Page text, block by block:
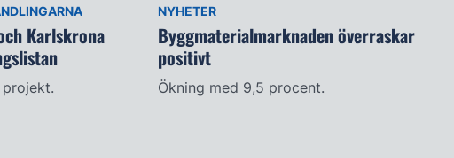
Karlskrona
NYHETER
Byggmaterialmarknaden överraskar
positivt
Ökning med 9,5 procent.